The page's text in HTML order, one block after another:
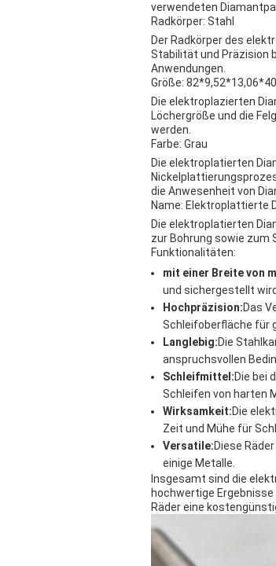
verwendeten
Radkörper: Stahl
Der Radkörper des
Stabilität und Präzision
Anwendungen.
Größe: 82*9,52*13,06*40
Die elektroplazierten
Löchergröße und die
werden.
Farbe: Grau
Die elektroplatierten
die Anwesenheit von
Name: Elektroplattierte
Die elektroplatierten
zur Bohrung sowie zum
Funktionalitäten:
mit einer Breite von
und sichergestellt
Hochpräzision:Das
Schleifoberfläche für
Langlebig:Die
anspruchsvollen
Schleifmittel:Die bei
Schleifen von harten
Wirksamkeit:Die
Zeit und Mühe für
Versatile:Diese
einige Metalle.
Insgesamt sind die
hochwertige
Räder eine